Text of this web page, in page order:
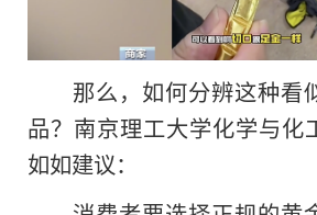
那么，如何分辨这种
品？南京理工大学化学与化
如如建议：